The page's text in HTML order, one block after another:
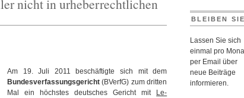
nicht in urheberrechtlichen
Am 19. Juli 2011 beschäftigte sich mit dem
Bundesverfassungsgericht (BVerfG) zum dritten
Mal ein höchstes deutsches Gericht mit
Le-
BLEIBEN
Lassen Sie sich
einmal pro
per Email über
neue Beiträge
informieren.